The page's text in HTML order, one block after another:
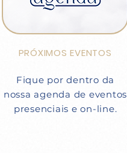
PRÓXIMOS EVENTOS
Fique por dentro da
nossa agenda de eventos
presenciais e on-line.